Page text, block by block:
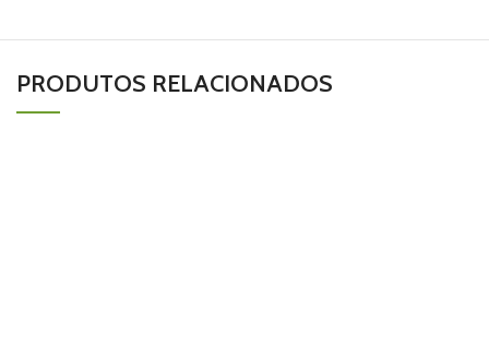
PRODUTOS RELACIONADOS